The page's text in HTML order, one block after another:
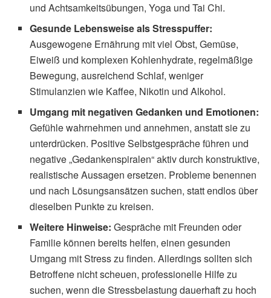
und Achtsamkeitsübungen, Yoga und Tai Chi.
Gesunde Lebensweise als Stresspuffer:
Ausgewogene Ernährung mit viel Obst, Gemüse,
Eiweiß und komplexen Kohlenhydrate, regelmäßige
Bewegung, ausreichend Schlaf, weniger
Stimulanzien wie Kaffee, Nikotin und Alkohol.
Umgang mit negativen Gedanken und Emotionen:
Gefühle wahrnehmen und annehmen, anstatt sie zu
unterdrücken. Positive Selbstgespräche führen und
negative „Gedankenspiralen“ aktiv durch konstruktive,
realistische Aussagen ersetzen. Probleme benennen
und nach Lösungsansätzen suchen, statt endlos über
dieselben Punkte zu kreisen.
Weitere Hinweise: Gespräche mit Freunden oder
Familie können bereits helfen, einen gesunden
Umgang mit Stress zu finden. Allerdings sollten sich
Betroffene nicht scheuen, professionelle Hilfe zu
suchen, wenn die Stressbelastung dauerhaft zu hoch